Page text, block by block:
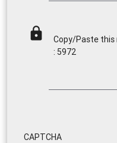
lock
Copy/Paste this
: 5972
CAPTCHA